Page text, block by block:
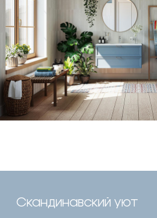
Скандинавский уют